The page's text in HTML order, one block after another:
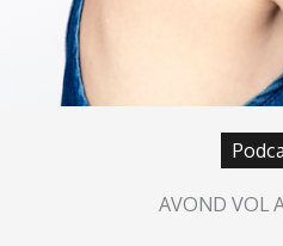
AVOND VOL